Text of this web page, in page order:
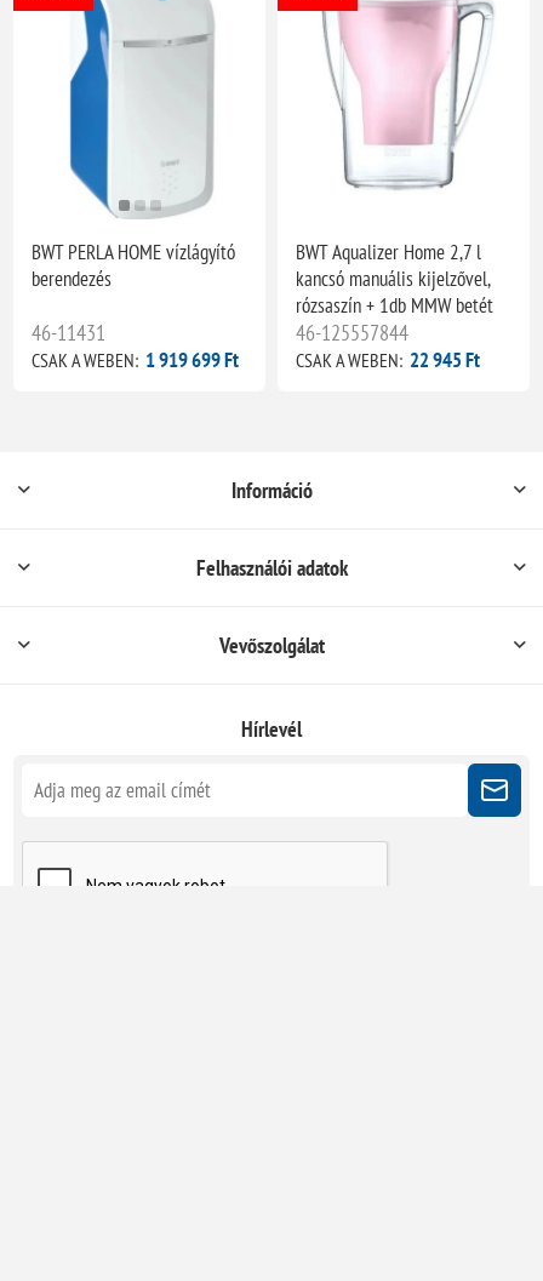
BWT PERLA HOME vízlágyító
berendezés
46-11431
CSAK A WEBEN: 1 919 699 Ft
BWT Aqualizer Home 2,7 l
kancsó manuális kijelzővel,
rózsaszín + 1db MMW betét
46-125557844
CSAK A WEBEN: 22 945 Ft
Információ
Felhasználói adatok
Vevőszolgálat
Hírlevél